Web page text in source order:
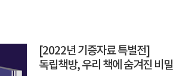
[2022년 기증자료 특별전]
독립책방, 우리 책에 숨겨진 비밀